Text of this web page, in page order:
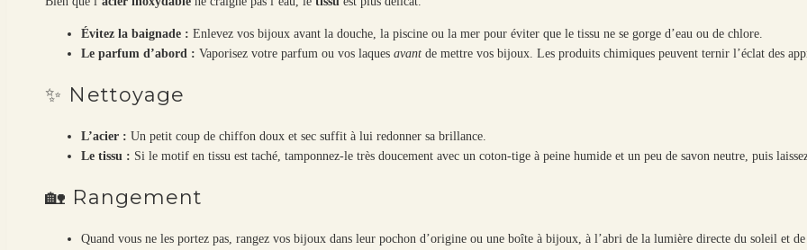
Évitez la baignade : Enlevez vos bijoux avant la douche, la piscine ou la mer pour éviter que le tissu ne se gorge d’eau ou de chlore.
Le parfum d’abord : Vaporisez votre parfum ou vos laquesavant de mettre vos bijoux. Les produits chimiques peuvent ternir l’éclat des
✨ Nettoyage
L’acier : Un petit coup de chiffon doux et sec suffit à lui redonner sa brillance.
Le tissu : Si le motif en tissu est taché, tamponnez-le très doucement avec un coton-tige à peine humide et un peu de savon neutre, puis
🏡 Rangement
Quand vous ne les portez pas, rangez vos bijoux dans leur pochon d’origine ou une boîte à bijoux, à l’abri de la lumière directe du soleil et